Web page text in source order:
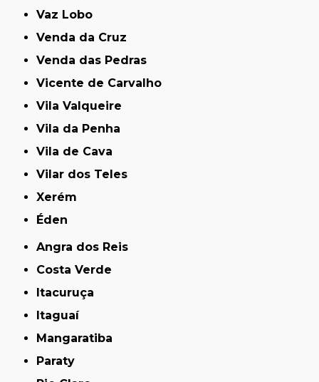
Vaz Lobo
Venda da Cruz
Venda das Pedras
Vicente de Carvalho
Vila Valqueire
Vila da Penha
Vila de Cava
Vilar dos Teles
Xerém
Éden
Angra dos Reis
Costa Verde
Itacuruça
Itaguaí
Mangaratiba
Paraty